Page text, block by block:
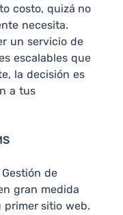
costo, quizá no
necesita.
un servicio de
escalables que
la decisión es
a tus
de
gran medida
sitio web.